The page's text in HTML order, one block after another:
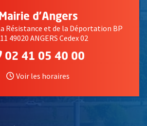
Mairie d'Angers
Résistance et de la Déportation BP
49020 ANGERS Cedex 02
02 41 05 40 00
Voir les horaires